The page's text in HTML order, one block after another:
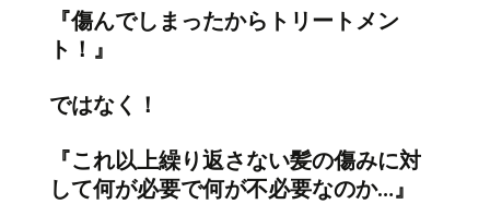
『傷んでしまったからトリートメン
ト！』
ではなく！
『これ以上繰り返さない髪の傷みに対
して何が必要で何が不必要なのか…』